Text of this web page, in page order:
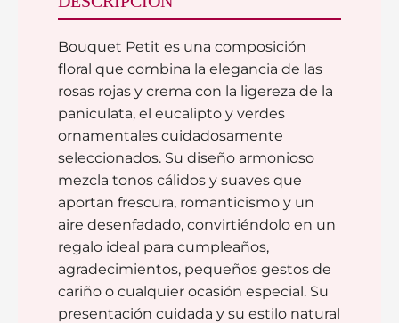
Bouquet Petit es una composición
floral que combina la elegancia de las
rosas rojas y crema con la ligereza de la
paniculata, el eucalipto y verdes
ornamentales cuidadosamente
seleccionados. Su diseño armonioso
mezcla tonos cálidos y suaves que
aportan frescura, romanticismo y un
aire desenfadado, convirtiéndolo en un
regalo ideal para cumpleaños,
agradecimientos, pequeños gestos de
cariño o cualquier ocasión especial. Su
presentación cuidada y su estilo natural